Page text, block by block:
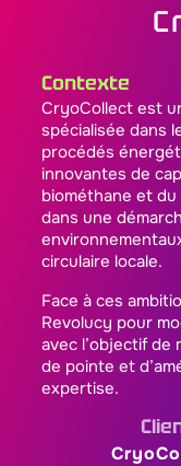
Contexte
CryoCollect est
spécialisée dans
procédés
innovantes de
biométhane et du
dans une
circulaire locale.
Face à ces
Revolucy pour
avec l’objectif
de pointe et
expertise.